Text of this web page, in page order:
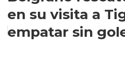
en su visita a
empatar sin